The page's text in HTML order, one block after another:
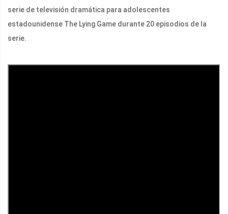
serie de televisión dramática para adolescentes
estadounidense The Lying Game durante 20 episodios de la
serie.